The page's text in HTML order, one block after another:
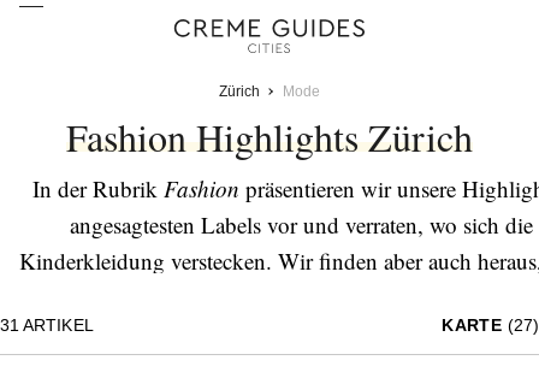
Zürich Mode
Fashion Highlights Zürich
In der Rubrik Fashion präsentieren wir unsere
angesagtesten Labels vor und verraten, wo sich
Kinderkleidung verstecken. Wir finden aber auch
bestellt
31 ARTIKEL KARTE (27)